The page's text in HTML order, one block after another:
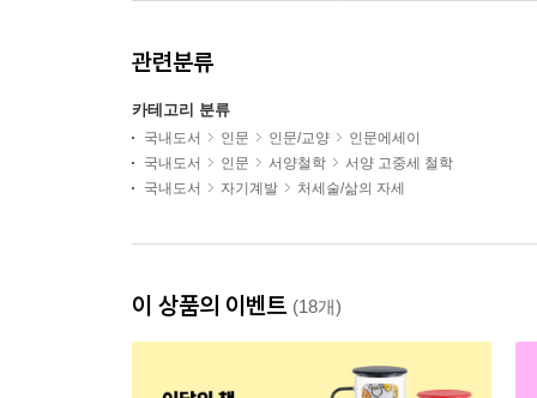
관련분류
카테고리 분류
국내도서 인문 인문/교양
인문에세이
국내도서
인문 서양철학
서양 고중세 철학
국내도서
자기계발 처세술/삶의 자세
이 상품의 이벤트 (18개)